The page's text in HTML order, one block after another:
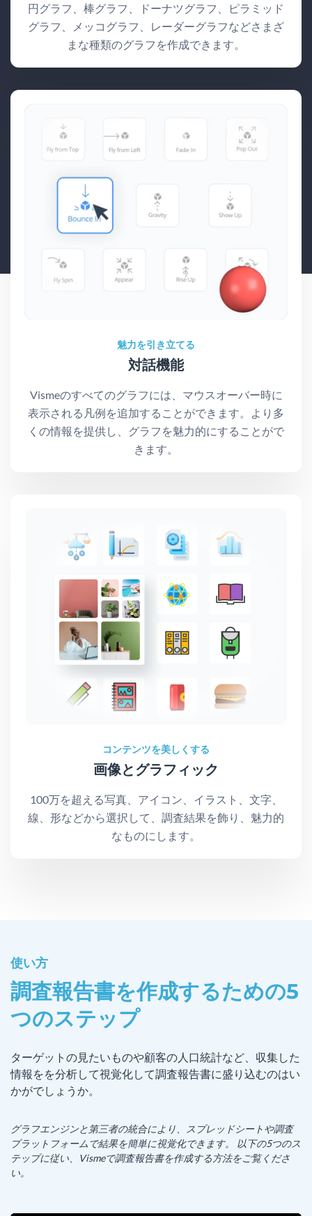
円グラフ、棒グラフ、ドーナツグラフ、ピラミッド
グラフ、メッコグラフ、レーダーグラフなどさまざ
まな種類のグラフを作成できます。
魅力を引き立てる
対話機能
Vismeのすべてのグラフには、マウスオーバー時に
表示される凡例を追加することができます。より多
くの情報を提供し、グラフを魅力的にすることがで
きます。
コンテンツを美しくする
画像とグラフィック
100万を超える写真、アイコン、イラスト、文字、
線、形などから選択して、調査結果を飾り、魅力的
なものにします。
使い方
調査報告書を作成するための5
つのステップ
ターゲットの見たいものや顧客の人口統計など、収集した
情報をを分析して視覚化して調査報告書に盛り込むのはい
かがでしょうか。
グラフエンジンと第三者の統合により、スプレッドシートや調査
プラットフォームで結果を簡単に視覚化できます。 以下の5つのス
テップに従い、Vismeで調査報告書を作成する方法をご覧くださ
い。